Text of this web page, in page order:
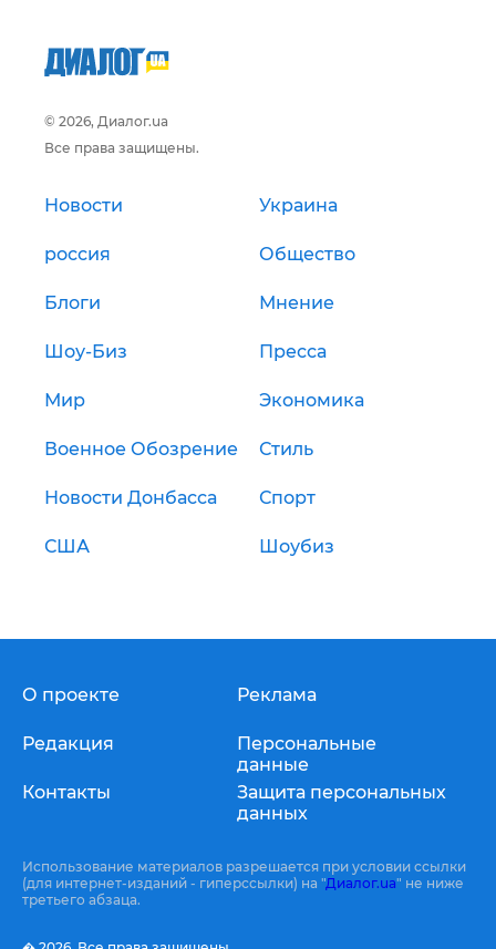
© 2026, Диалог.ua
Все права защищены.
Новости Украина
россия Общество
Блоги Мнение
Шоу-Биз Пресса
Мир Экономика
Военное Обозрение Стиль
Новости Донбасса Спорт
США Шоубиз
О проекте
Редакция
Контакты
Реклама
Персональные
данные
Защита персональных
данных
Использование материалов разрешается при условии ссылки
(для интернет-изданий - гиперссылки) на "Диалог.ua" не ниже
третьего абзаца.